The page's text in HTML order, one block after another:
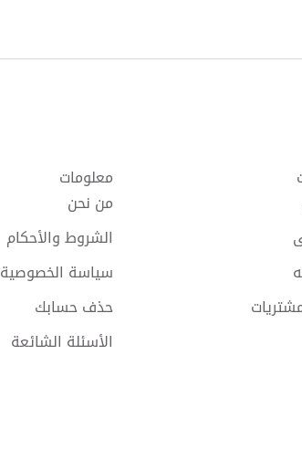
معلومات
من نحن
الشروط والأحكام
سياسة الخصوصية
حذف حسابك
الأسئلة الشائعة